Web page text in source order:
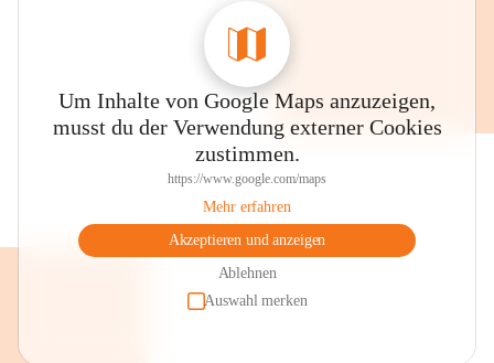
Um Inhalte von Google Maps anzuzeigen,
musst du der Verwendung externer Cookies
zustimmen.
https://www.google.com/maps
Mehr erfahren
Akzeptieren und anzeigen
Ablehnen
Auswahl merken